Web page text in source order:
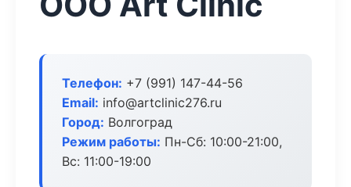
Телефон: +7 (991) 147-44-56
Email: info@artclinic276.ru
Город: Волгоград
Режим работы: Пн-Сб: 10:00-21:00,
Вс: 11:00-19:00